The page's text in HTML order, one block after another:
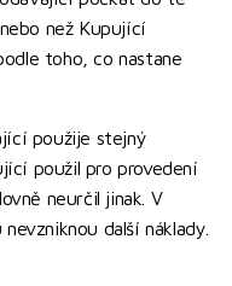
než Kupující
toho, co nastane
použije stejný
použil pro provedení
neurčil jinak. V
další náklady.